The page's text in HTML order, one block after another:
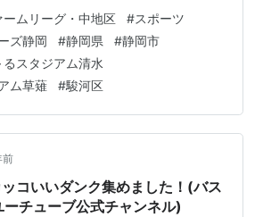
勉強スケジュール 韓国の受験生の
１日の過ごし方 JーCASTニュース
主主義を学びたい」と 韓国国会を見
ち去る https://www.j-
211…
ームリーグ・中地区 #スポーツ
ズ静岡 #静岡県 #静岡市
るスタジアム清水
ム草薙 #駿河区
前
コいいダンク集めました！(バス
チューブ公式チャンネル)